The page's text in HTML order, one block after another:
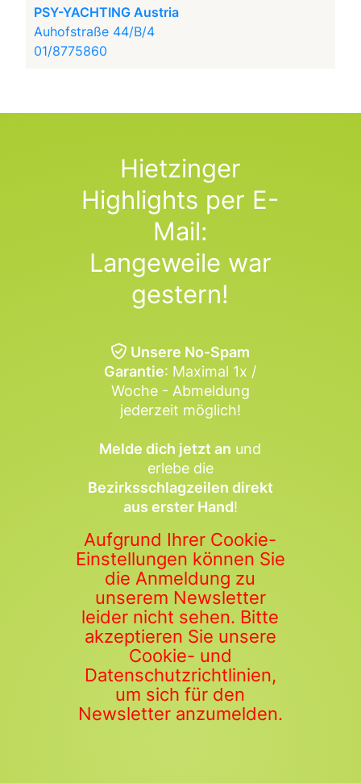
PSY-YACHTING Austria
Auhofstraße 44/B/4
01/8775860
Hietzinger
Highlights per E-
Mail:
Langeweile war
gestern!
Unsere No-Spam
Garantie: Maximal 1x /
Woche - Abmeldung
jederzeit möglich!
Melde dich jetzt an und
erlebe die
Bezirksschlagzeilen direkt
aus erster Hand!
Aufgrund Ihrer Cookie-
Einstellungen können Sie
die Anmeldung zu
unserem Newsletter
leider nicht sehen. Bitte
akzeptieren Sie unsere
Cookie- und
Datenschutzrichtlinien,
um sich für den
Newsletter anzumelden.